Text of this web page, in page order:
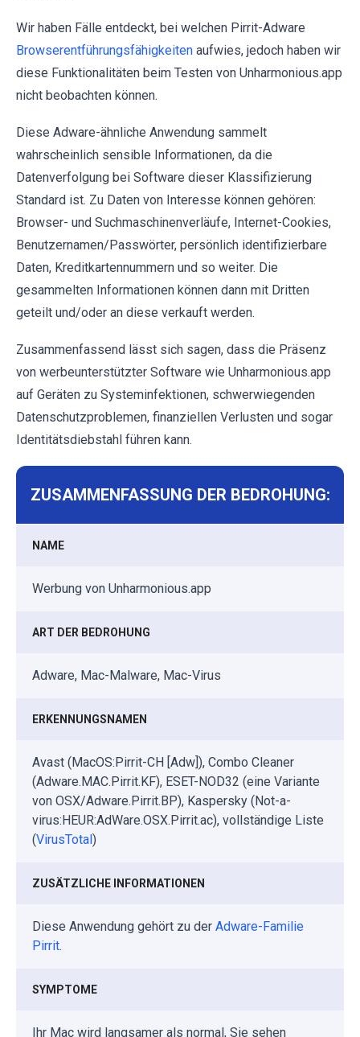
Wir haben Fälle entdeckt, bei welchen Pirrit-Adware
Browserentführungsfähigkeiten aufwies, jedoch haben wir
diese Funktionalitäten beim Testen von Unharmonious.app
nicht beobachten können.
Diese Adware-ähnliche Anwendung sammelt
wahrscheinlich sensible Informationen, da die
Datenverfolgung bei Software dieser Klassifizierung
Standard ist. Zu Daten von Interesse können gehören:
Browser- und Suchmaschinenverläufe, Internet-Cookies,
Benutzernamen/Passwörter, persönlich identifizierbare
Daten, Kreditkartennummern und so weiter. Die
gesammelten Informationen können dann mit Dritten
geteilt und/oder an diese verkauft werden.
Zusammenfassend lässt sich sagen, dass die Präsenz
von werbeunterstützter Software wie Unharmonious.app
auf Geräten zu Systeminfektionen, schwerwiegenden
Datenschutzproblemen, finanziellen Verlusten und sogar
Identitätsdiebstahl führen kann.
ZUSAMMENFASSUNG DER BEDROHUNG:
NAME
Werbung von Unharmonious.app
ART DER BEDROHUNG
Adware, Mac-Malware, Mac-Virus
ERKENNUNGSNAMEN
Avast (MacOS:Pirrit-CH [Adw]), Combo Cleaner
(Adware.MAC.Pirrit.KF), ESET-NOD32 (eine Variante
von OSX/Adware.Pirrit.BP), Kaspersky (Not-a-
virus:HEUR:AdWare.OSX.Pirrit.ac), vollständige Liste
(VirusTotal)
ZUSÄTZLICHE INFORMATIONEN
Diese Anwendung gehört zu der Adware-Familie
Pirrit.
SYMPTOME
Ihr Mac wird langsamer als normal, Sie sehen